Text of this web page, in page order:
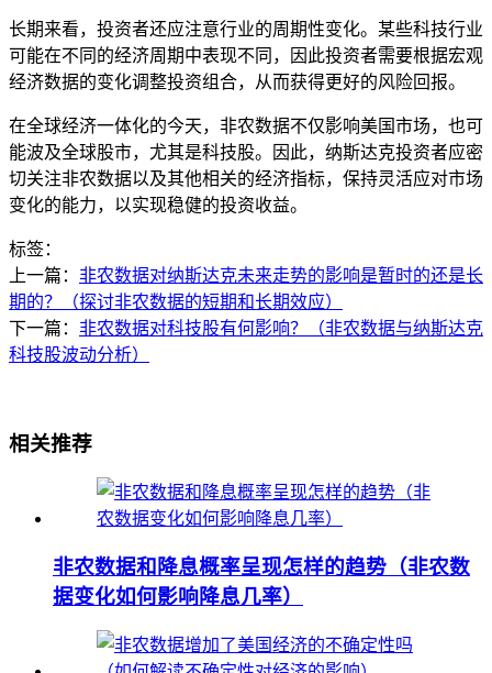
长期来看，投资者还应注意行业的周期性变化。某些科技行业
可能在不同的经济周期中表现不同，因此投资者需要根据宏观
经济数据的变化调整投资组合，从而获得更好的风险回报。
在全球经济一体化的今天，非农数据不仅影响美国市场，也可
能波及全球股市，尤其是科技股。因此，纳斯达克投资者应密
切关注非农数据以及其他相关的经济指标，保持灵活应对市场
变化的能力，以实现稳健的投资收益。
标签：
上一篇： 非农数据对纳斯达克未来走势的影响是暂时的还是长
期的？（探讨非农数据的短期和长期效应）
下一篇： 非农数据对科技股有何影响？（非农数据与纳斯达克
科技股波动分析）
相关推荐
非农数据和降息概率呈现怎样的趋势（非农数
据变化如何影响降息几率）